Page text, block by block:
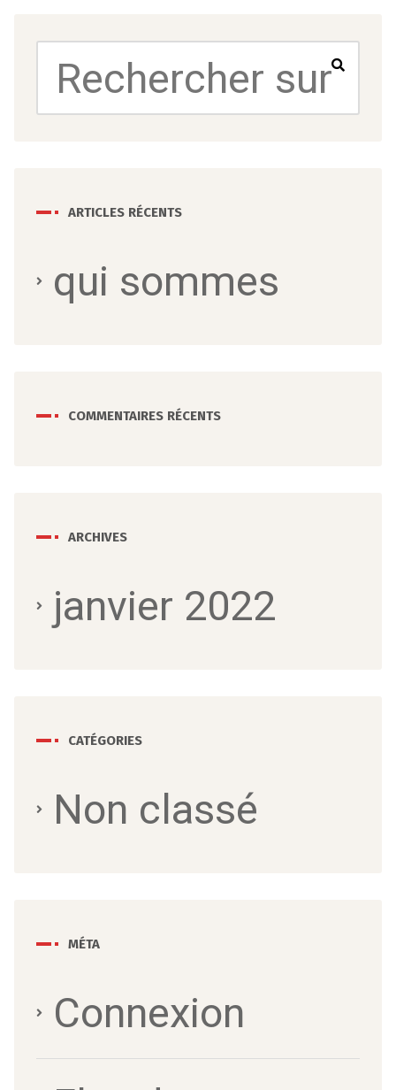
ARTICLES RÉCENTS
qui sommes
COMMENTAIRES RÉCENTS
ARCHIVES
janvier 2022
CATÉGORIES
Non classé
MÉTA
Connexion